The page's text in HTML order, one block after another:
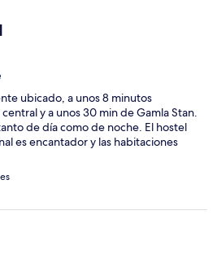
ubicado, a unos 8 minutos
y a unos 30 min de Gamla Stan.
de día como de noche. El hostel
es encantador y las habitaciones